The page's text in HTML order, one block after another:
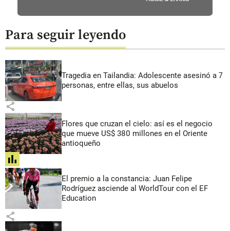
Para seguir leyendo
Tragedia en Tailandia: Adolescente asesinó a 7
personas, entre ellas, sus abuelos
share
Flores que cruzan el cielo: así es el negocio
que mueve US$ 380 millones en el Oriente
antioqueño
share
El premio a la constancia: Juan Felipe
Rodríguez asciende al WorldTour con el EF
Education
share